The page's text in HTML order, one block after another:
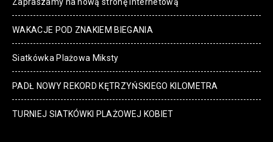
WAKACJE POD ZNAKIEM BIEGANIA
Siatkówka Plażowa Miksty
PADŁ NOWY REKORD KĘTRZYŃSKIEGO KILOMETRA
TURNIEJ SIATKÓWKI PLAŻOWEJ KOBIET